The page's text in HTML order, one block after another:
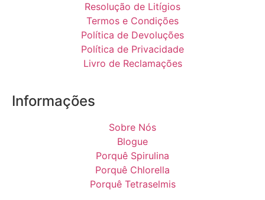
Resolução de Litígios
Termos e Condições
Política de Devoluções
Política de Privacidade
Livro de Reclamações
Informações
Sobre Nós
Blogue
Porquê Spirulina
Porquê Chlorella
Porquê Tetraselmis